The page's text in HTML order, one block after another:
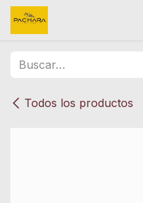
Ir al contenido
Todos los productos